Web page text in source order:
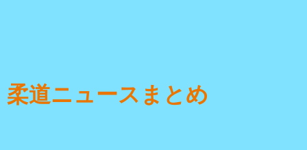
柔道ニュースまとめ